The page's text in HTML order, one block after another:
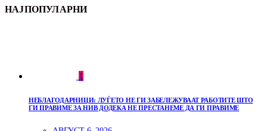
НАЈПОПУЛАРНИ
1
НЕБЛАГОДАРНИЦИ: ЛУЃЕТО НЕ ГИ ЗАБЕЛЕЖУВААТ РАБОТИТЕ ШТО
ГИ ПРАВИМЕ ЗА НИВ ДОДЕКА НЕ ПРЕСТАНЕМЕ ДА ГИ ПРАВИМЕ